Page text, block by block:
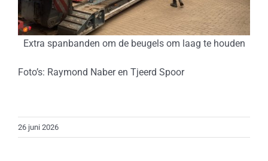
Extra spanbanden om de beugels om laag te houden
Foto’s: Raymond Naber en Tjeerd Spoor
26 juni 2026